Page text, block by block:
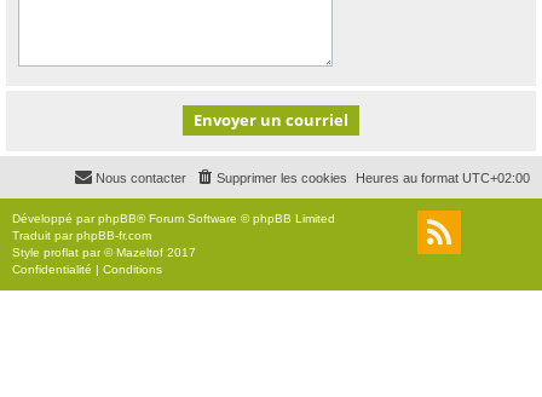
Heures au format UTC+02:00
Supprimer les cookies
Nous contacter
Développé parphpBB® Forum Software © phpBB Limited
Traduit parphpBB-fr.com
Style proflat par ©Mazeltof 2017
Confidentialité | Conditions